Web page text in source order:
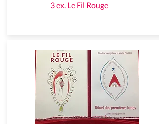
3 ex. Le Fil Rouge